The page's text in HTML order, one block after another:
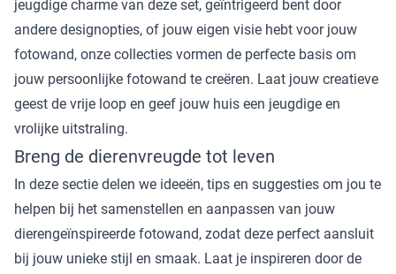
jeugdige charme van deze set, geïntrigeerd bent door
andere designopties, of jouw eigen visie hebt voor jouw
fotowand, onze collecties vormen de perfecte basis om
jouw persoonlijke fotowand te creëren. Laat jouw creatieve
geest de vrije loop en geef jouw huis een jeugdige en
vrolijke uitstraling.
Breng de dierenvreugde tot leven
In deze sectie delen we ideeën, tips en suggesties om jou te
helpen bij het samenstellen en aanpassen van jouw
dierengeïnspireerde fotowand, zodat deze perfect aansluit
bij jouw unieke stijl en smaak. Laat je inspireren door de